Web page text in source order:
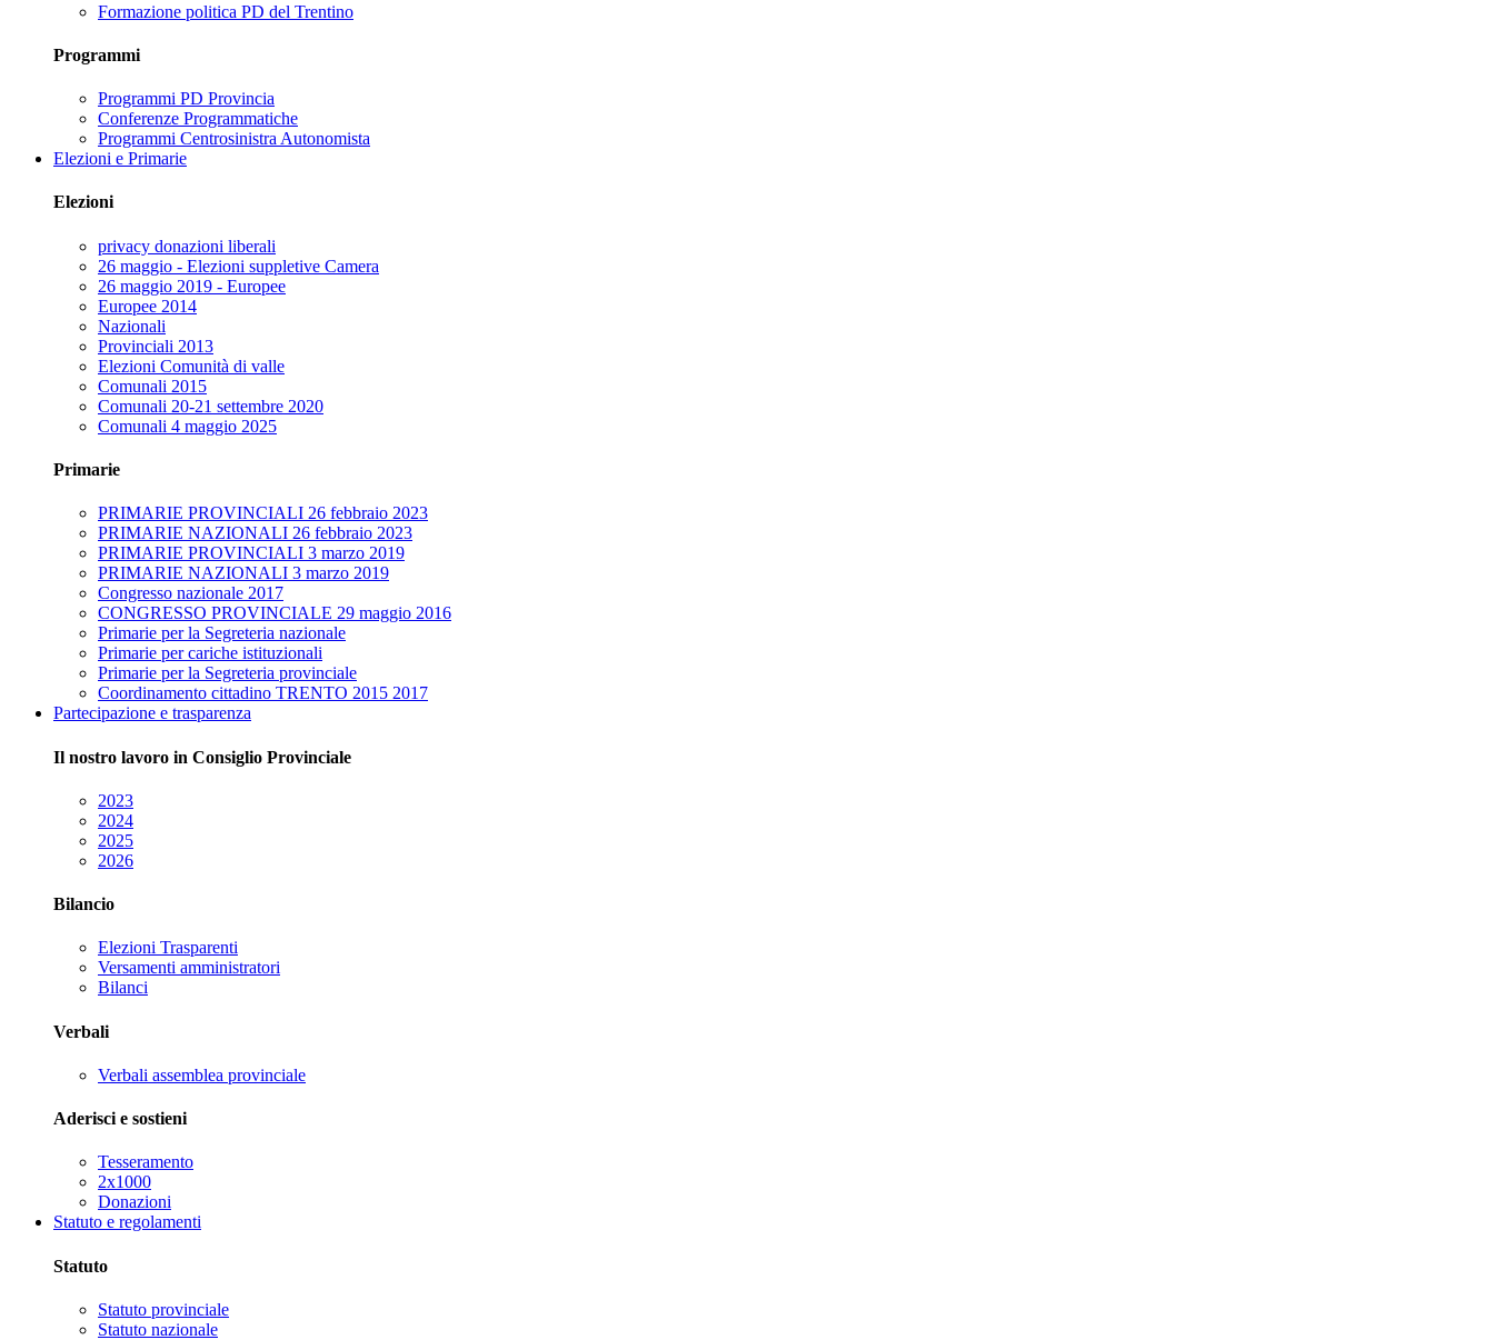
Formazione politica PD del Trentino
Programmi
Programmi PD Provincia
Conferenze Programmatiche
Programmi Centrosinistra Autonomista
Elezioni e Primarie
Elezioni
privacy donazioni liberali
26 maggio - Elezioni suppletive Camera
26 maggio 2019 - Europee
Europee 2014
Nazionali
Provinciali 2013
Elezioni Comunità di valle
Comunali 2015
Comunali 20-21 settembre 2020
Comunali 4 maggio 2025
Primarie
PRIMARIE PROVINCIALI 26 febbraio 2023
PRIMARIE NAZIONALI 26 febbraio 2023
PRIMARIE PROVINCIALI 3 marzo 2019
PRIMARIE NAZIONALI 3 marzo 2019
Congresso nazionale 2017
CONGRESSO PROVINCIALE 29 maggio 2016
Primarie per la Segreteria nazionale
Primarie per cariche istituzionali
Primarie per la Segreteria provinciale
Coordinamento cittadino TRENTO 2015 2017
Partecipazione e trasparenza
Il nostro lavoro in Consiglio Provinciale
2023
2024
2025
2026
Bilancio
Elezioni Trasparenti
Versamenti amministratori
Bilanci
Verbali
Verbali assemblea provinciale
Aderisci e sostieni
Tesseramento
2x1000
Donazioni
Statuto e regolamenti
Statuto
Statuto provinciale
Statuto nazionale